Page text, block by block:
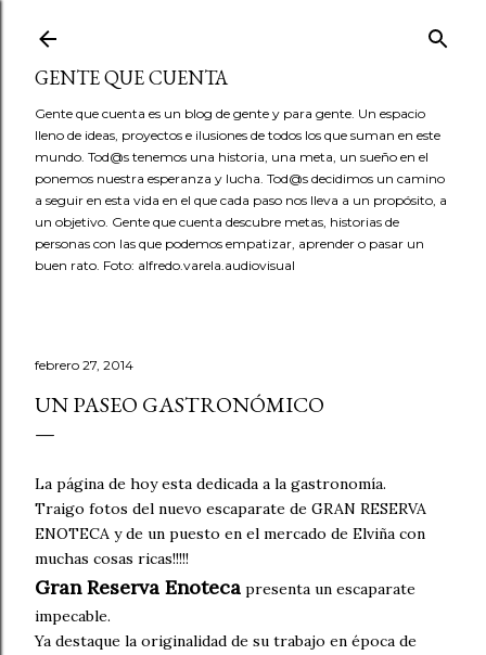
GENTE QUE CUENTA
Gente que cuenta es un blog de gente y para gente. Un espacio
lleno de ideas, proyectos e ilusiones de todos los que suman en este
mundo. Tod@s tenemos una historia, una meta, un sueño en el
ponemos nuestra esperanza y lucha. Tod@s decidimos un camino
a seguir en esta vida en el que cada paso nos lleva a un propósito, a
un objetivo. Gente que cuenta descubre metas, historias de
personas con las que podemos empatizar, aprender o pasar un
buen rato. Foto: alfredo.varela.audiovisual
febrero 27, 2014
UN PASEO GASTRONÓMICO
La página de hoy esta dedicada a la gastronomía.
Traigo fotos del nuevo escaparate de GRAN RESERVA
ENOTECA y de un puesto en el mercado de Elviña con
muchas cosas ricas!!!!!
Gran Reserva Enoteca presenta un escaparate
impecable.
Ya destaque la originalidad de su trabajo en época de